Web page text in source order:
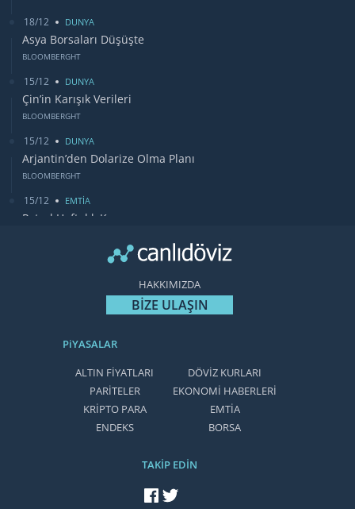
18/12 DUNYA
Asya Borsaları Düşüşte
BLOOMBERGHT
15/12 DUNYA
Çin’in Karışık Verileri
BLOOMBERGHT
15/12 DUNYA
Arjantin’den Dolarize Olma Planı
BLOOMBERGHT
15/12 EMTİA
Petrol Haftalık Kazancı
Bugün Gözler Fed Faiz Kararında
HAKKIMIZDA
BİZE ULAŞIN
PiYASALAR
ALTIN FİYATLARI
DÖVİZ KURLARI
PARİTELER
EKONOMİ HABERLERİ
KRİPTO PARA
EMTİA
ENDEKS
BORSA
TAKİP EDİN
facebook'ta takip et
twitter'da takip et